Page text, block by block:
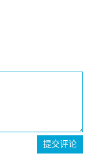
提交评论